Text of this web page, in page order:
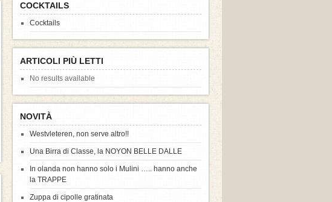
COCKTAILS
Cocktails
ARTICOLI PIÙ LETTI
No results available
NOVITÀ
Westvleteren, non serve altro!!
Una Birra di Classe, la NOYON BELLE DALLE
In olanda non hanno solo i Mulini ….. hanno anche
la TRAPPE
Zuppa di cipolle gratinata